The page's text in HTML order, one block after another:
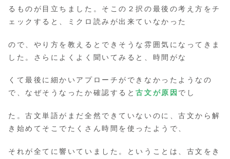
るものが目立ちました。そこの２択の最後の考え方をチ
ェックすると、ミクロ読みが出来ていなかった
ので、やり方を教えるとできそうな雰囲気になってきま
した。さらによくよく聞いてみると、時間がな
くて最後に細かいアプローチができなかったようなの
で、なぜそうなったか確認すると古文が原因 でし
た。古文単語がまだ全然できていないのに、古文から解
き始めてそこでたくさん時間を使ったようで、
それが全てに響いていました。ということは、古文をき